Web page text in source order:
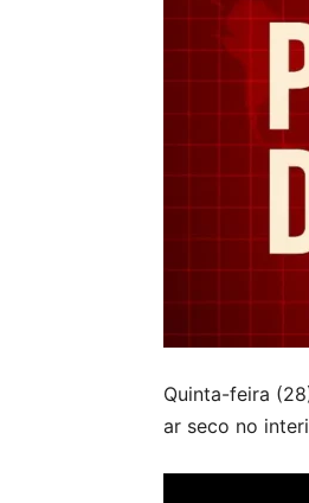
Quinta-feira
ar seco no